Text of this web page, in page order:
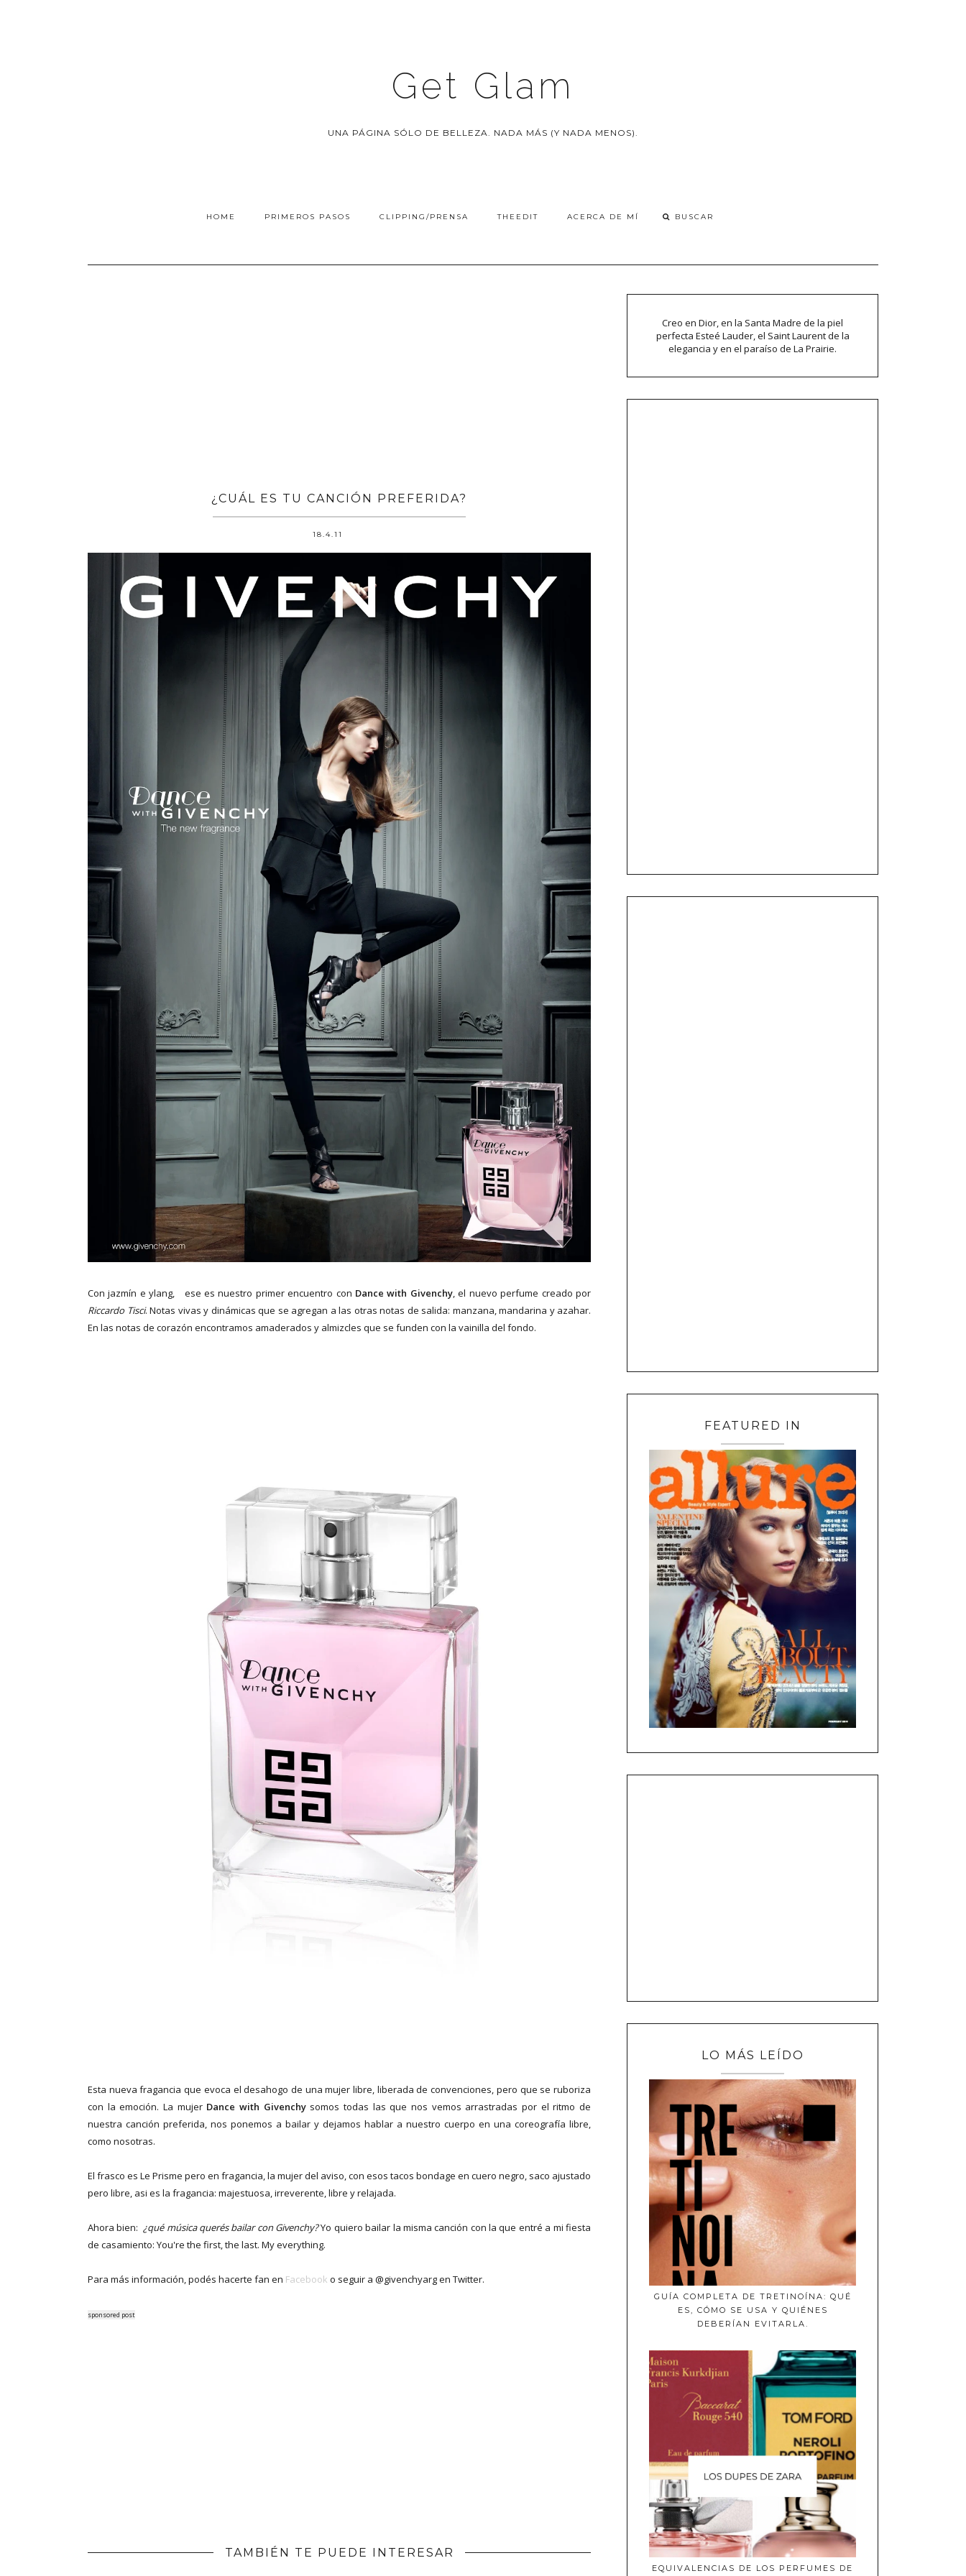
Get Glam
UNA PÁGINA SÓLO DE BELLEZA. NADA MÁS (Y NADA MENOS).
HOME PRIMEROS PASOS CLIPPING/PRENSA THEEDIT ACERCA DE MÍ
¿CUÁL ES TU CANCIÓN PREFERIDA?
18.4.11
Con jazmín e ylang, ese es nuestro primer encuentro con Dance with Givenchy, el nuevo perfume creado por
Riccardo Tisci. Notas vivas y dinámicas que se agregan a las otras notas de salida: manzana, mandarina y azahar.
En las notas de corazón encontramos amaderados y almizcles que se funden con la vainilla del fondo.
Esta nueva fragancia que evoca el desahogo de una mujer libre, liberada de convenciones, pero que se ruboriza
con la emoción. La mujer Dance with Givenchysomos todas las que nos vemos arrastradas por el ritmo de
nuestra canción preferida, nos ponemos a bailar y dejamos hablar a nuestro cuerpo en una coreografía libre,
como nosotras.
El frasco es Le Prisme pero en fragancia, la mujer del aviso, con esos tacos bondage en cuero negro, saco ajustado
pero libre, asi es la fragancia: majestuosa, irreverente, libre y relajada.
Ahora bien:¿qué música querés bailar con Givenchy?Yo quiero bailar la misma canción con la que entré a mi fiesta
de casamiento: You're the first, the last. My everything.
Para más información, podés hacerte fan en Facebook o seguir a @givenchyarg en Twitter.
sponsored post
TAMBIÉN TE PUEDE INTERESAR
Creo en Dior, en la Santa Madre de la piel
perfecta Esteé Lauder, el Saint Laurent de la
elegancia y en el paraíso de La Prairie.
FEATURED IN
LO MÁS LEÍDO
GUÍA COMPLETA DE TRETINOÍNA: QUÉ
ES, CÓMO SE USA Y QUIÉNES
DEBERÍAN EVITARLA.
EQUIVALENCIAS DE LOS PERFUMES DE